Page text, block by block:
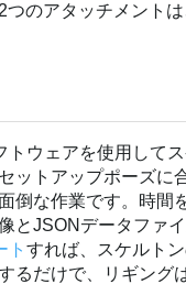
つのアタッチメント
トウェアを使用して
ットアップポーズに
倒な作業です。時
とJSONデータファ
トすれば、スケルト
るだけで、リギング